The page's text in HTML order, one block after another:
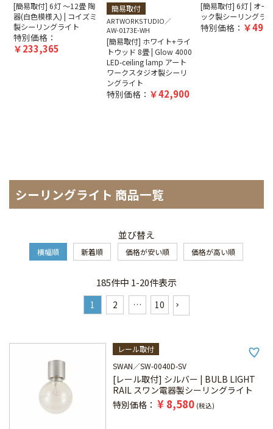
[簡易取付] 6灯 ～12畳 陶
器(白色模様入) | コイズミ
製シーリングライト
特別価格：
233,365
簡易取付
ARTWORKSTUDIO
AW-0173E-WH
[簡易取付] ホワイト+ライ
トウッド 8畳 | Glow 4000
LED-ceiling lamp アート
ワークスタジオ製シーリ
ングライト
特別価格： 42,900
[簡易取付] 6灯 | オー
ック製シーリングラ
特別価格：
シーリングライト 商品一覧
並び替え
横幅順 新着順 価格が安い順 価格が高い順
185件中 1-20件表示
1 2 … 10
レール取付
SWAN
SW-0040D-SV
[レール取付] シルバー | BULB LIGHT
RAIL スワン電器製シーリングライト
特別価格
¥ 8,580 税込